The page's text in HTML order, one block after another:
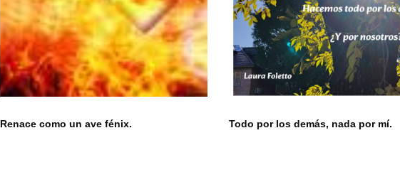
Renace como un ave fénix. Todo por los demás, nada por mí.